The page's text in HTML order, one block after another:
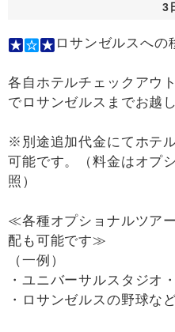
3
ロサンゼルスへの
各自ホテルチェックアウ
でロサンゼルスまでお越
※別途追加代金にてホテ
可能です。（料金はオプ
照）
≪各種オプショナルツア
配も可能です≫
（一例）
・ユニバーサルスタジオ
・ロサンゼルスの野球な